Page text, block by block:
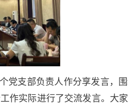
党支部负责人作分享发言，
作实际进行了交流发言。大